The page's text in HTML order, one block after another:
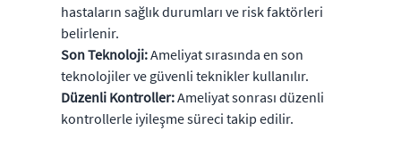
hastaların sağlık durumları ve risk faktörleri
belirlenir.
Son Teknoloji:Ameliyat sırasında en son
teknolojiler ve güvenli teknikler kullanılır.
Düzenli Kontroller:Ameliyat sonrası düzenli
kontrollerle iyileşme süreci takip edilir.